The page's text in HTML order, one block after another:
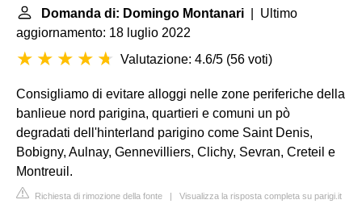
Domanda di: Domingo Montanari | Ultimo
aggiornamento: 18 luglio 2022
Valutazione: 4.6/5 (56 voti)
Consigliamo di evitare alloggi nelle zone periferiche della
banlieue nord parigina, quartieri e comuni un pò
degradati dell'hinterland parigino come Saint Denis,
Bobigny, Aulnay, Gennevilliers, Clichy, Sevran, Creteil e
Montreuil.
Richiesta di rimozione della fonte | Visualizza la risposta completa su parigi.it